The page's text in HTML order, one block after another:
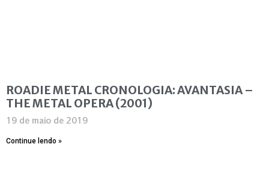
ROADIE METAL CRONOLOGIA: AVANTASIA –
THE METAL OPERA (2001)
19 de maio de 2019
Continue lendo »